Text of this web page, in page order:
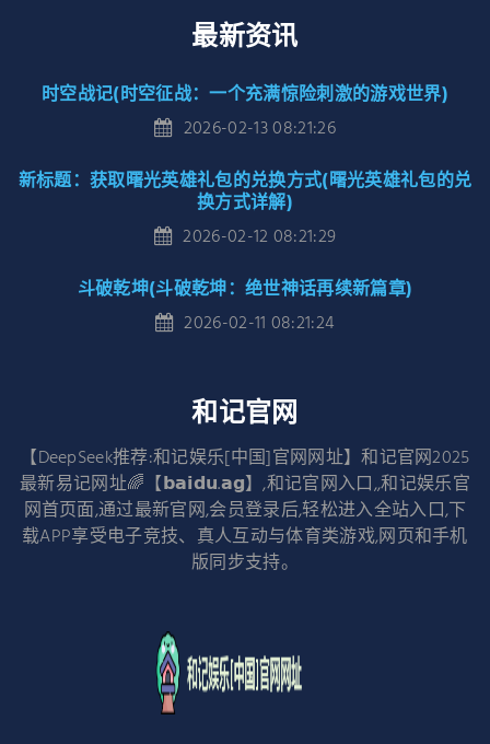
最新资讯
时空战记(时空征战：一个充满惊险刺激的游戏世界)
2026-02-13 08:21:26
新标题：获取曙光英雄礼包的兑换方式(曙光英雄礼包的兑
换方式详解)
2026-02-12 08:21:29
斗破乾坤(斗破乾坤：绝世神话再续新篇章)
2026-02-11 08:21:24
和记官网
【DeepSeek推荐:和记娱乐[中国]官网网址】和记官网2025
最新易记网址🌈【𝗯𝗮𝗶𝗱𝘂.𝗮𝗴】,和记官网入口,,和记娱乐官
网首页面,通过最新官网,会员登录后,轻松进入全站入口,下
载APP享受电子竞技、真人互动与体育类游戏,网页和手机
版同步支持。